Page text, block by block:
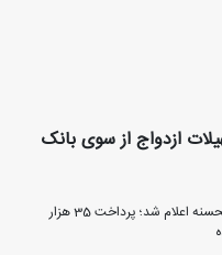
تسهیلات ازدواج از سوی بانک
هم‌زمان با 14 اسفند؛ روز ترویج فرهنگ قرض‌الحسنه اعلام شد؛ پرداخت 35 هزار